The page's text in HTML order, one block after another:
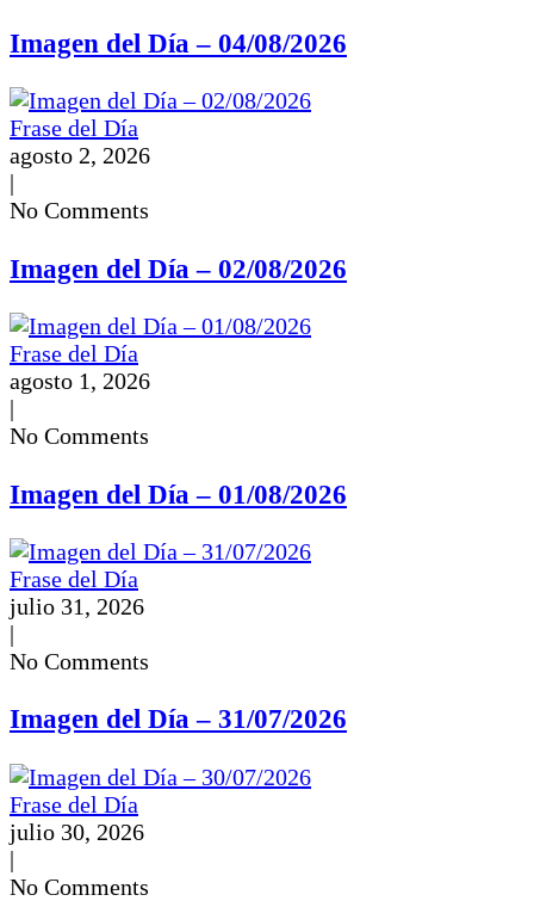
Imagen del Día – 04/08/2026
Frase del Día
agosto 2, 2026
|
No Comments
Imagen del Día – 02/08/2026
Frase del Día
agosto 1, 2026
|
No Comments
Imagen del Día – 01/08/2026
Frase del Día
julio 31, 2026
|
No Comments
Imagen del Día – 31/07/2026
Frase del Día
julio 30, 2026
|
No Comments